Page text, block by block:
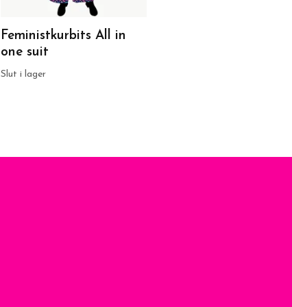
Feministkurbits All in
one suit
Slut i lager